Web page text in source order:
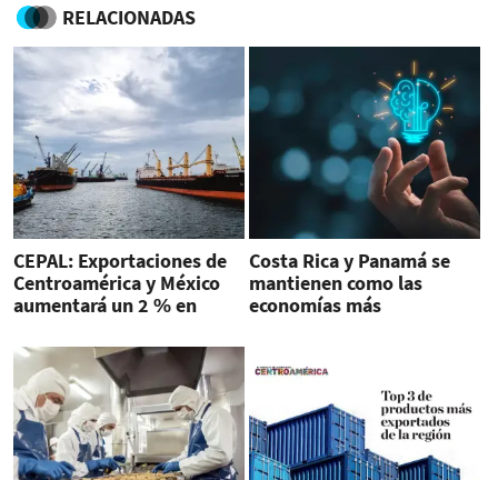
RELACIONADAS
CEPAL: Exportaciones de
Centroamérica y México
aumentará un 2 % en
Costa Rica y Panamá se
mantienen como las
economías más